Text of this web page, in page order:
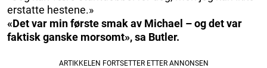
erstatte hestene.»
«Det var min første smak av Michael – og det var
faktisk ganske morsomt», sa Butler.